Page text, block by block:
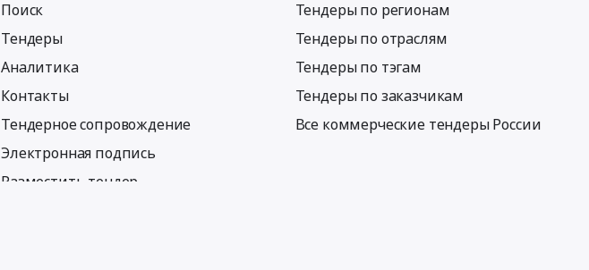
Поиск
Тендеры
Аналитика
Контакты
Тендерное сопровождение
Электронная подпись
Разместить тендер
Тендеры по регионам
Тендеры по отраслям
Тендеры по тэгам
Тендеры по заказчикам
Все коммерческие тендеры России